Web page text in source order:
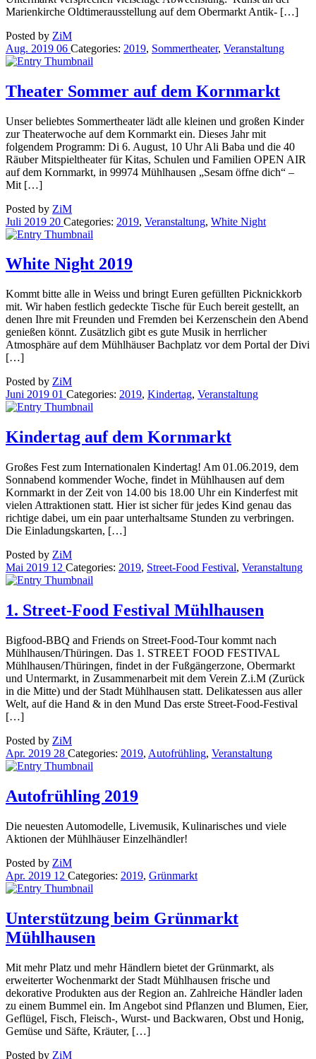
Marienkirche Oldtimerausstellung auf dem Obermarkt Antik- […]
Posted by ZiM
Aug. 2019 06 Categories: 2019, Sommertheater, Veranstaltung
Theater Sommer auf dem Kornmarkt
Unser beliebtes Sommertheater lädt alle kleinen und großen Kinder
zur Theaterwoche auf dem Kornmarkt ein. Dieses Jahr mit
folgendem Programm: Di 6. August, 10 Uhr Ali Baba und die 40
Räuber Mitspieltheater für Kitas, Schulen und Familien OPEN AIR
auf dem Kornmarkt, in 99974 Mühlhausen „Sesam öffne dich“ –
Mit […]
Posted by ZiM
Juli 2019 20 Categories: 2019, Veranstaltung, White Night
White Night 2019
Kommt bitte alle in Weiss und bringt Euren gefüllten Picknickkorb
mit. Wir haben festlich gedeckte Tische für Euch bereit gestellt, an
denen Ihre mit Freunden und Fremden bei Kerzenschein den Abend
genießen könnt. Zusätzlich gibt es gute Musik in herrlicher
Atmosphäre auf dem Mühlhäuser Bachplatz vor dem Portal der Divi
[…]
Posted by ZiM
Juni 2019 01 Categories: 2019, Kindertag, Veranstaltung
Kindertag auf dem Kornmarkt
Großes Fest zum Internationalen Kindertag! Am 01.06.2019, dem
Sonnabend kommender Woche, findet in Mühlhausen auf dem
Kornmarkt in der Zeit von 14.00 bis 18.00 Uhr ein Kinderfest mit
vielen Attraktionen statt. Hier ist sicher für jedes Kind genau das
richtige dabei, um ein paar unterhaltsame Stunden zu verbringen.
Die Einladungskarten, […]
Posted by ZiM
Mai 2019 12 Categories: 2019, Street-Food Festival, Veranstaltung
1. Street-Food Festival Mühlhausen
Bigfood-BBQ and Friends on Street-Food-Tour kommt nach
Mühlhausen/Thüringen. Das 1. STREET FOOD FESTIVAL
Mühlhausen/Thüringen, findet in der Fußgängerzone, Obermarkt
und Untermarkt, in Zusammenarbeit mit dem Verein Z.i.M (Zurück
in die Mitte) und der Stadt Mühlhausen statt. Delikatessen aus aller
Welt, auf die Hand & in den Mund Das erste Street-Food-Festival
[…]
Posted by ZiM
Apr. 2019 28 Categories: 2019, Autofrühling, Veranstaltung
Autofrühling 2019
Die neuesten Automodelle, Livemusik, Kulinarisches und viele
Aktionen der Mühlhäuser Einzelhändler!
Posted by ZiM
Apr. 2019 12 Categories: 2019, Grünmarkt
Unterstützung beim Grünmarkt
Mühlhausen
Mit mehr Platz und mehr Händlern bietet der Grünmarkt, als
erweiterter Wochenmarkt der Stadt Mühlhausen frische und
dekorative Produkten aus der Region an. Zahlreiche Händler laden
zu einem Bummel ein. Im Angebot sind Pflanzen und Blumen, Eier,
Geflügel, Fisch, Fleisch-, Wurst- und Backwaren, Obst und Honig,
Gemüse und Säfte, Kräuter, […]
Posted by ZiM